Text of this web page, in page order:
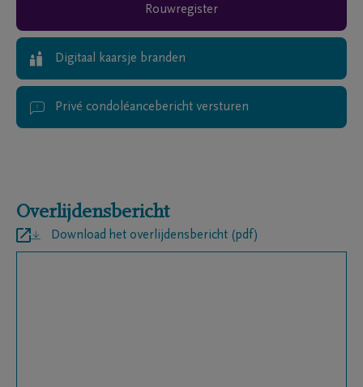
Rouwregister
Digitaal kaarsje branden
Privé condoléancebericht versturen
Overlijdensbericht
Download het overlijdensbericht (pdf)